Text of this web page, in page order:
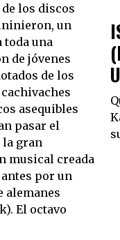
de los discos
un
toda una
de jóvenes
de los
asequibles
pasar el
la gran
musical creada
por un
alemanes
El octavo